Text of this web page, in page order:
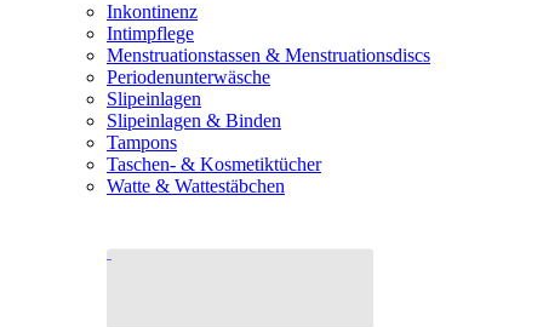
Inkontinenz
Intimpflege
Menstruationstassen & Menstruationsdiscs
Periodenunterwäsche
Slipeinlagen
Slipeinlagen & Binden
Tampons
Taschen- & Kosmetiktücher
Watte & Wattestäbchen